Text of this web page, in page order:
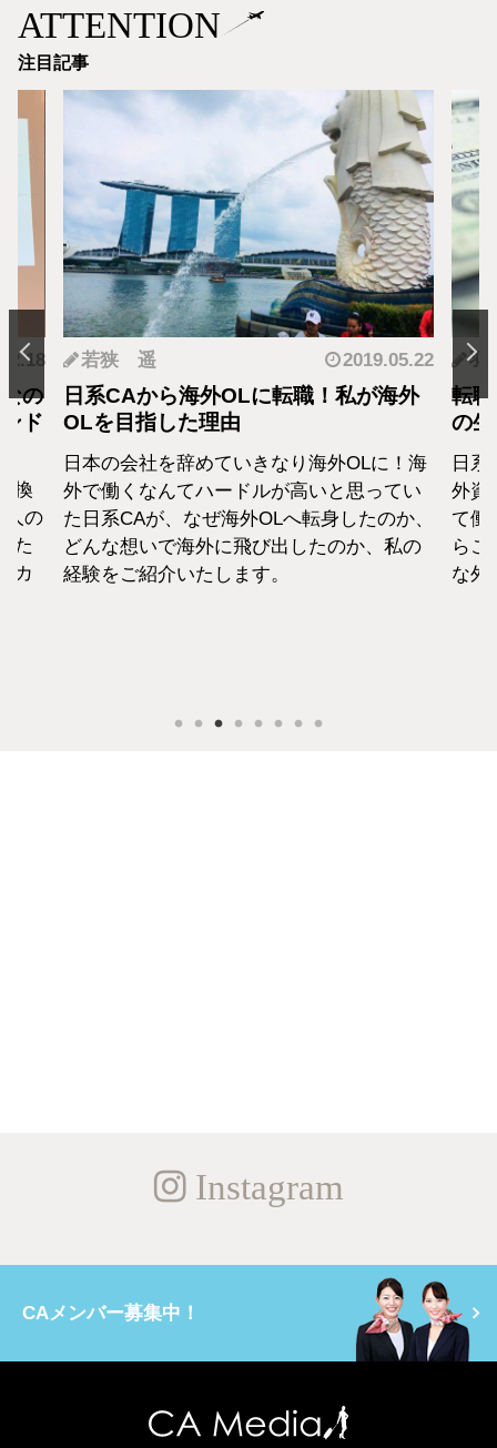
ATTENTION
注目記事
の
ド
換
人の
た
カ
若狭 遥 2019.05.22
日系CAから海外OLに転職！私が海外
OLを目指した理由
日本の会社を辞めていきなり海外OLに！海
外で働くなんてハードルが高いと思ってい
た日系CAが、なぜ海外OLへ転身したのか、
どんな想いで海外に飛び出したのか、私の
経験をご紹介いたします。
羽
転
の
日
外資
て働
らこ
な外
Instagram
CAメンバー募集中！